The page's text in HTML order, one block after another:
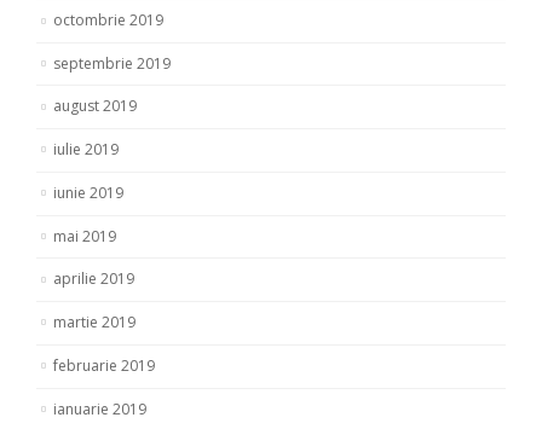
octombrie 2019
septembrie 2019
august 2019
iulie 2019
iunie 2019
mai 2019
aprilie 2019
martie 2019
februarie 2019
ianuarie 2019